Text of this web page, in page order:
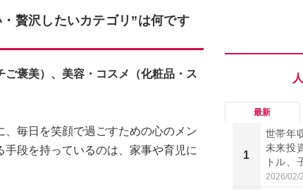
贅沢したいカテゴリ”は何です
褒美）、美容・コスメ（化粧品・ス
毎日を笑顔で過ごすための心のメン
段を持っているのは、家事や育児に
最新
1
世帯年
未来投
トル、
も「食
2026/02/